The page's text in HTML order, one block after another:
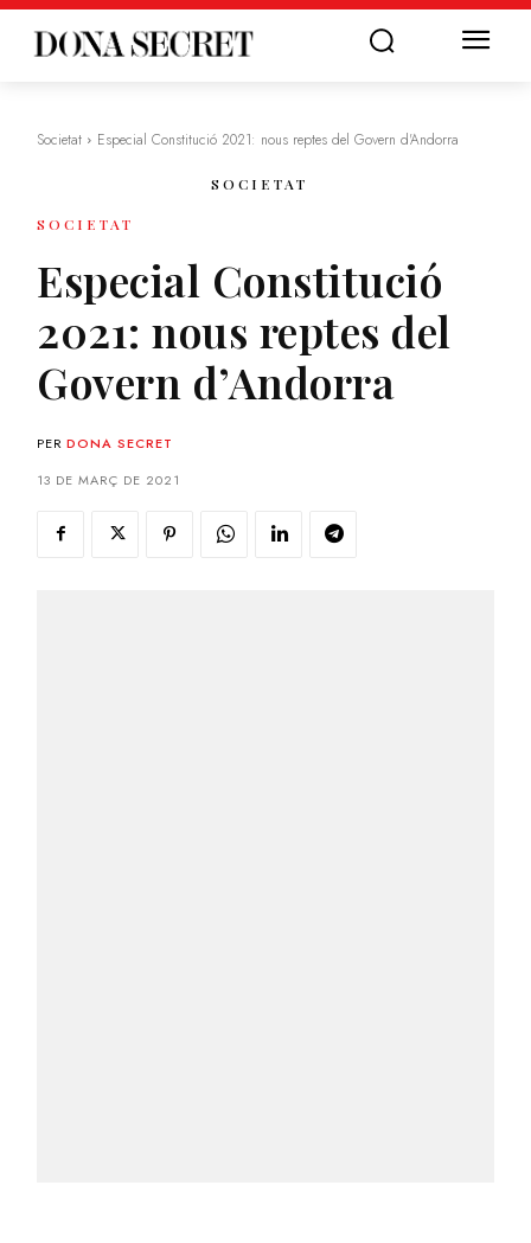
Societat Especial Constitució 2021: nous reptes del Govern d'Andorra
SOCIETAT
SOCIETAT
Especial Constitució
2021: nous reptes del
Govern d’Andorra
PER DONA SECRET
13 DE MARÇ DE 2021